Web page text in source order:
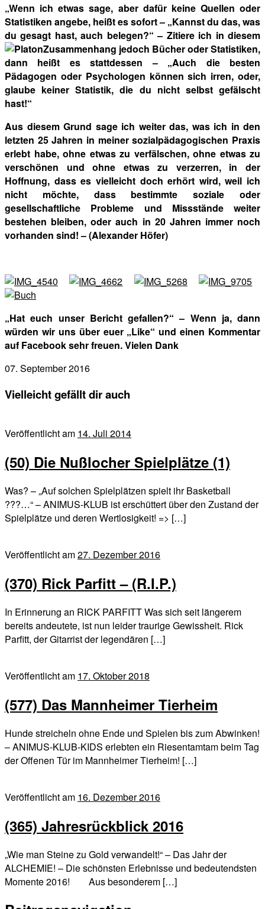
„Wenn ich etwas sage, aber dafür keine Quellen oder
Statistiken angebe, heißt es sofort – „Kannst du das, was
du gesagt hast, auch belegen?“ – Zitiere ich in diesem
Zusammenhang jedoch Bücher oder Statistiken,
dann heißt es stattdessen – „Auch die besten
Pädagogen oder Psychologen können sich irren, oder,
glaube keiner Statistik, die du nicht selbst gefälscht
hast!“
Aus diesem Grund sage ich weiter das, was ich in den
letzten 25 Jahren in meiner sozialpädagogischen Praxis
erlebt habe, ohne etwas zu verfälschen, ohne etwas zu
verschönen und ohne etwas zu verzerren, in der
Hoffnung, dass es vielleicht doch erhört wird, weil ich
nicht möchte, dass bestimmte soziale oder
gesellschaftliche Probleme und Missstände weiter
bestehen bleiben, oder auch in 20 Jahren immer noch
vorhanden sind! – (Alexander Höfer)
„Hat euch unser Bericht gefallen?“ – Wenn ja, dann
würden wir uns über euer „Like“ und einen Kommentar
auf Facebook sehr freuen. Vielen Dank
07. September 2016
Vielleicht gefällt dir auch
Veröffentlicht am 14. Juli 2014
(50) Die Nußlocher Spielplätze (1)
Was? – „Auf solchen Spielplätzen spielt ihr Basketball
???…“ – ANIMUS-KLUB ist erschüttert über den Zustand der
Spielplätze und deren Wertlosigkeit! => […]
Veröffentlicht am27. Dezember 2016
(370) Rick Parfitt – (R.I.P.)
In Erinnerung an RICK PARFITT Was sich seit längerem
bereits andeutete, ist nun leider traurige Gewissheit. Rick
Parfitt, der Gitarrist der legendären […]
Veröffentlicht am 17. Oktober 2018
(577) Das Mannheimer Tierheim
Hunde streicheln ohne Ende und Spielen bis zum Abwinken!
– ANIMUS-KLUB-KIDS erlebten ein Riesentamtam beim Tag
der Offenen Tür im Mannheimer Tierheim! […]
Veröffentlicht am 16. Dezember 2016
(365) Jahresrückblick 2016
„Wie man Steine zu Gold verwandelt!“ – Das Jahr der
ALCHEMIE! – Die schönsten Erlebnisse und bedeutendsten
Momente 2016! Aus besonderem […]